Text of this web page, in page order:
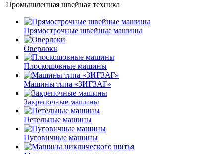
Промышленная швейная техника
Прямострочные швейные машины
Оверлоки
Плоскошовные машины
Машины типа «ЗИГЗАГ»
Закрепочные машины
Петельные машины
Пуговичные машины